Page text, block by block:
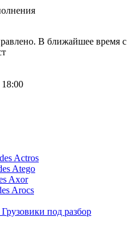
В ближайшее время с
Actros
Atego
Axor
Arocs
Грузовики под разбор